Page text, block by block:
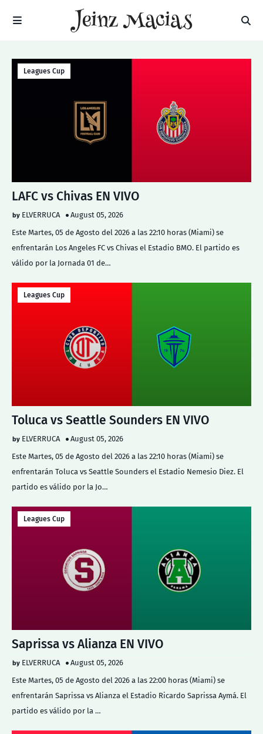
Leagues Cup
LAFC vs Chivas EN VIVO
ELVERRUCA
August 05, 2026
Este Martes, 05 de Agosto del 2026 a las 22:10 horas (Miami) se
enfrentarán Los Angeles FC vs Chivas el Estadio BMO. El partido es
válido por la Jornada 01 de…
Leagues Cup
Toluca vs Seattle Sounders EN VIVO
ELVERRUCA
August 05, 2026
Este Martes, 05 de Agosto del 2026 a las 22:10 horas (Miami) se
enfrentarán Toluca vs Seattle Sounders el Estadio Nemesio Diez. El
partido es válido por la Jo…
Leagues Cup
Saprissa vs Alianza EN VIVO
ELVERRUCA
August 05, 2026
Este Martes, 05 de Agosto del 2026 a las 22:00 horas (Miami) se
enfrentarán Saprissa vs Alianza el Estadio Ricardo Saprissa Aymá. El
partido es válido por la …